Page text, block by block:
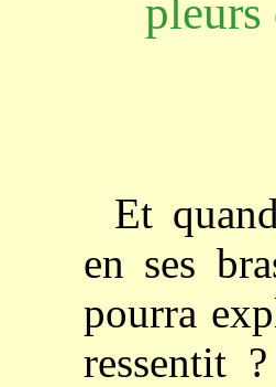
pleurs
Et
en ses
pourra
ressentit